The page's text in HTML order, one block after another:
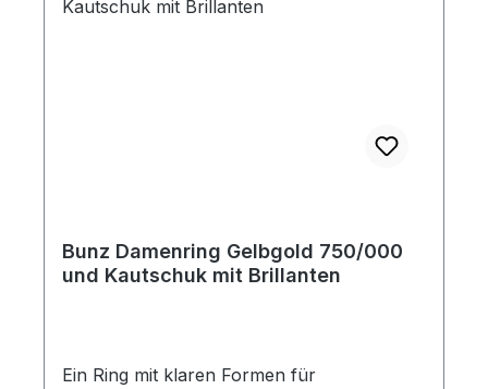
Bunz Damenring Gelbgold 750/000
und Kautschuk mit Brillanten
Ein Ring mit klaren Formen für